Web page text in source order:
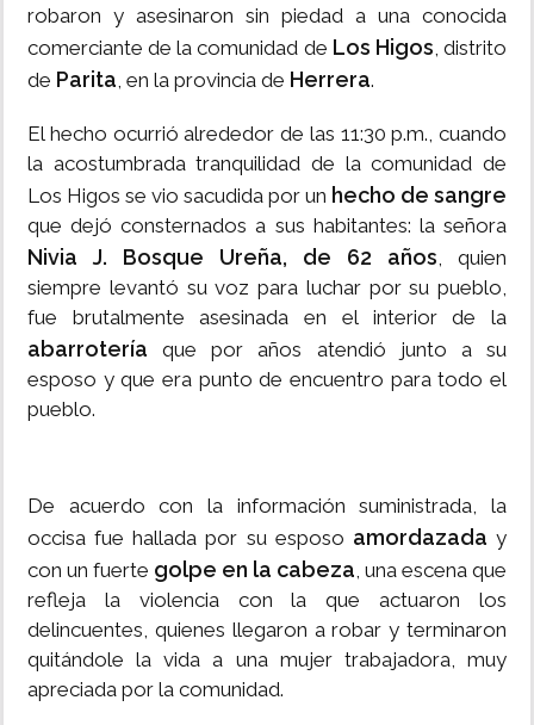
robaron y asesinaron sin piedad a una conocida
comerciante de la comunidad de Los Higos, distrito
de Parita, en la provincia de Herrera.
El hecho ocurrió alrededor de las 11:30 p.m., cuando
la acostumbrada tranquilidad de la comunidad de
Los Higos se vio sacudida por un hecho de sangre
que dejó consternados a sus habitantes: la señora
Nivia J. Bosque Ureña, de 62 años, quien
siempre levantó su voz para luchar por su pueblo,
fue brutalmente asesinada en el interior de la
abarrotería que por años atendió junto a su
esposo y que era punto de encuentro para todo el
pueblo.
De acuerdo con la información suministrada, la
occisa fue hallada por su esposo amordazada y
con un fuerte golpe en la cabeza, una escena que
refleja la violencia con la que actuaron los
delincuentes, quienes llegaron a robar y terminaron
quitándole la vida a una mujer trabajadora, muy
apreciada por la comunidad.